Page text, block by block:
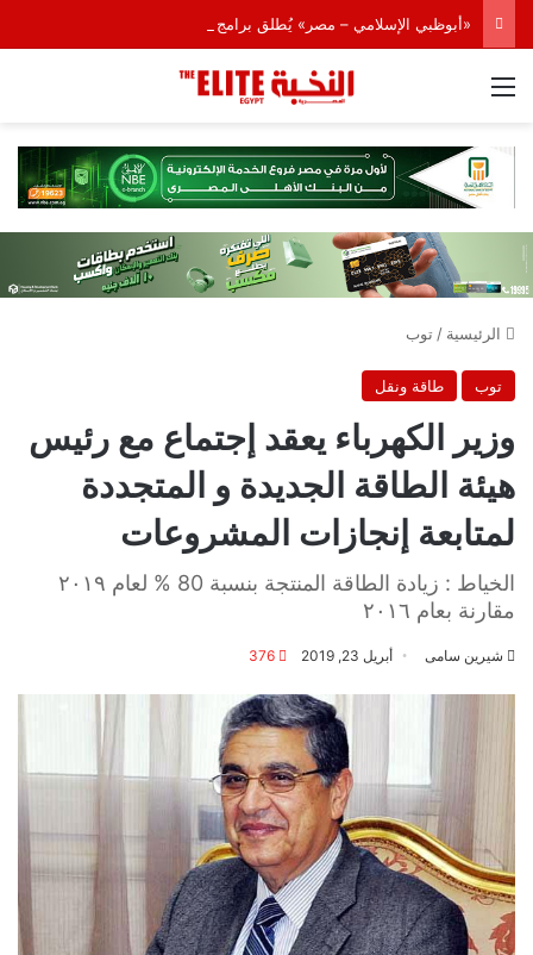
القائمة
الرئيسية /توب
توب طاقة ونقل
وزير الكهرباء يعقد إجتماع مع رئيس
هيئة الطاقة الجديدة و المتجددة
لمتابعة إنجازات المشروعات
الخياط : زيادة الطاقة المنتجة بنسبة 80 % لعام ٢٠١٩
مقارنة بعام ٢٠١٦
شيرين سامى أبريل 23, 2019 376